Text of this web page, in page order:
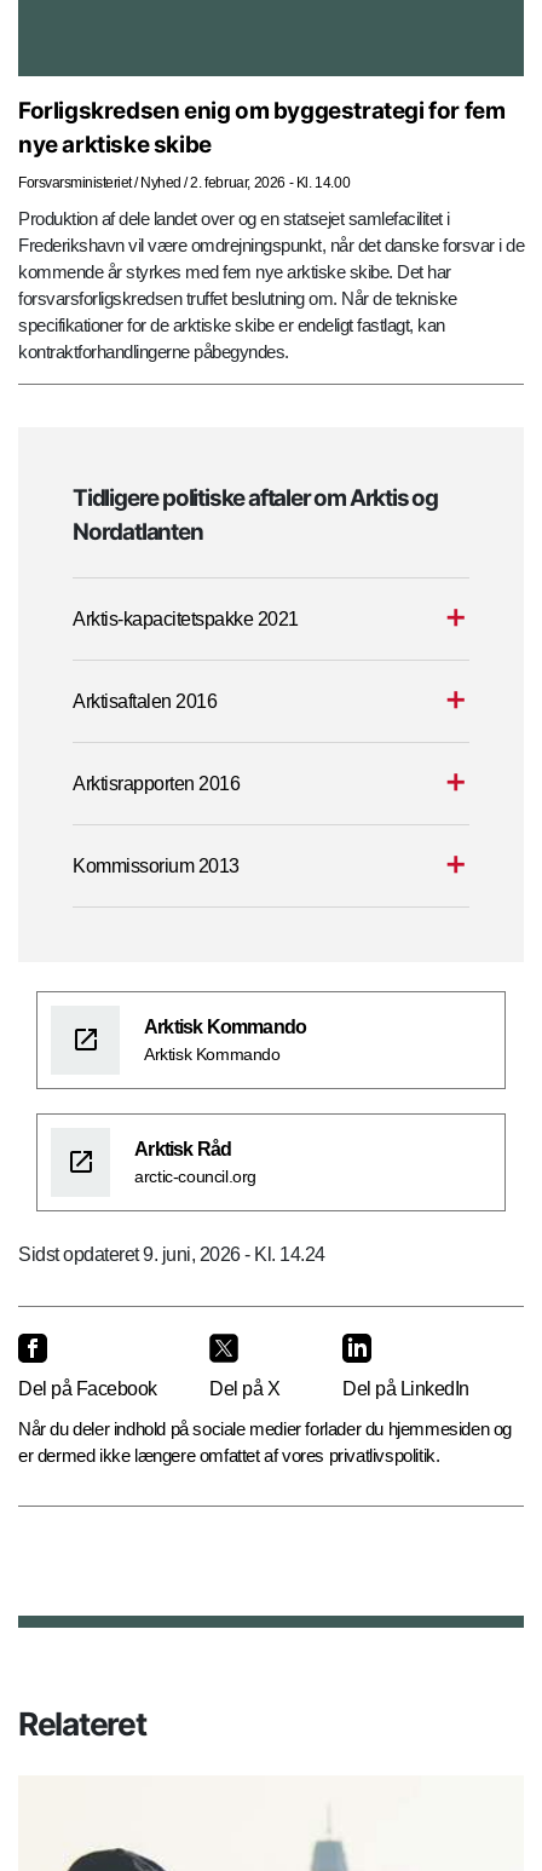
Forligskredsen enig om byggestrategi for fem
nye arktiske skibe
Forsvarsministeriet/ Nyhed /2. februar, 2026 - Kl. 14.00
Produktion af dele landet over og en statsejet samlefacilitet i
Frederikshavn vil være omdrejningspunkt, når det danske forsvar i de
kommende år styrkes med fem nye arktiske skibe. Det har
forsvarsforligskredsen truffet beslutning om. Når de tekniske
specifikationer for de arktiske skibe er endeligt fastlagt, kan
kontraktforhandlingerne påbegyndes.
Tidligere politiske aftaler om Arktis og
Nordatlanten
Arktis-kapacitetspakke 2021
Arktisaftalen 2016
Arktisrapporten 2016
Kommissorium 2013
Arktisk Kommando
Arktisk Kommando
Arktisk Råd
arctic-council.org
Sidst opdateret 9. juni, 2026 - Kl. 14.24
Del på Facebook Del på X
Del på LinkedIn
Når du deler indhold på sociale medier forlader du hjemmesiden og
er dermed ikke længere omfattet af vores privatlivspolitik.
Relateret